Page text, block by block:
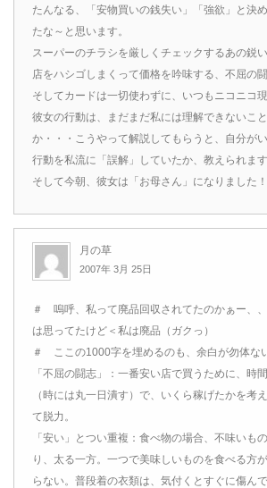
たんなる、「安物買いの銭失い」「強欲」と決
たな～と思います。
スーパーのチラシを厳しくチェックするあの鋭い
店をハシゴしまくって価格を吟味する、不屈の闘
そしてカードは一切使わずに、いつもニコニコ現
彼女の行動は、まだまだ私には理解できないこ
か・・・こうやって解説してもらうと、自分が
行動を私流に「誤解」していたか、教えられます
そして今朝、彼女は「お母さん」になりました！
月の草
2007年 3月 25日
＃ 嗚呼、私って廃品回収されてたのかぁー、
は思ってたけど＜私は廃品（ガクっ）
＃ ここの1000字を埋めるのも、余白が勿体な
「不屈の闘志」：一番安い店で買うために、時
（時には丸一日潰す）で、いくら稼げたかを考
て脱力。
「安い」とつい重複：食べ物の場合、不味いも
り、太る一方。一つで美味しいものを食べる方
らない。普段着の衣類は、気付くとすぐに傷ん